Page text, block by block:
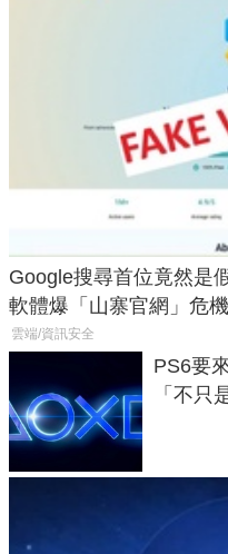
Google搜尋首位竟然是
軟體爆「山寨官網」危機
雲端/資訊安全
PS6要
「不只